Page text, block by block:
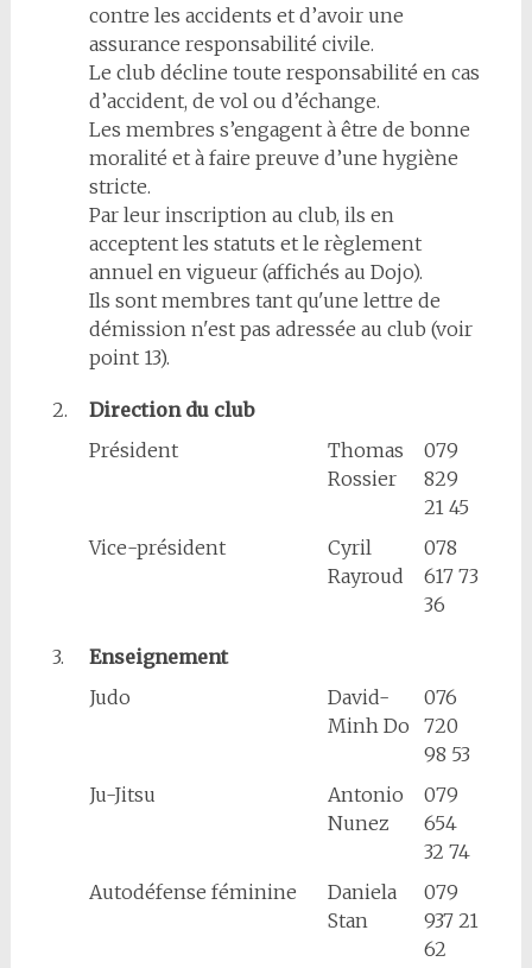
contre les accidents et d’avoir une
assurance responsabilité civile.
Le club décline toute responsabilité en cas
d’accident, de vol ou d’échange.
Les membres s’engagent à être de bonne
moralité et à faire preuve d’une hygiène
stricte.
Par leur inscription au club, ils en
acceptent les statuts et le règlement
annuel en vigueur (affichés au Dojo).
Ils sont membres tant qu'une lettre de
démission n'est pas adressée au club (voir
point 13).
2.
Direction du club
Président
Thomas
Rossier
079
829
21 45
Vice-président
Cyril
Rayroud
078
617 73
36
3.
Enseignement
Judo
David-
Minh Do
076
720
98 53
Ju-Jitsu
Antonio
Nunez
079
654
32 74
Autodéfense féminine
Daniela
Stan
079
937 21
62